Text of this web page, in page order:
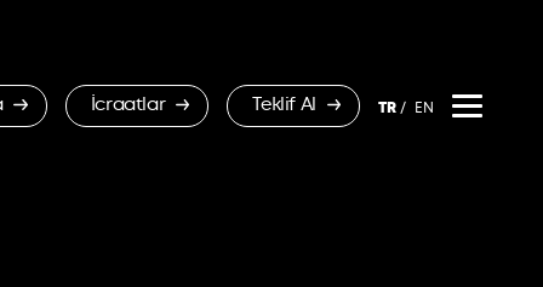
İcraatlar Teklif Al TR EN